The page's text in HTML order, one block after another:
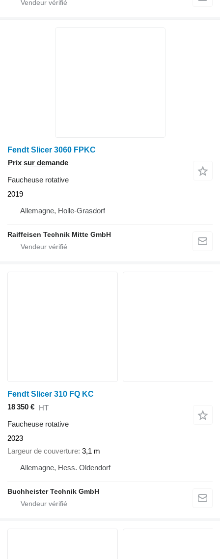
Fendt Slicer 3060 FPKC
Prix sur demande
Faucheuse rotative
2019
Allemagne, Holle-Grasdorf
Raiffeisen Technik Mitte GmbH
Fendt Slicer 310 FQ KC
18 350 € HT
Faucheuse rotative
2023
Largeur de couverture 3,1 m
Allemagne, Hess. Oldendorf
Buchheister Technik GmbH